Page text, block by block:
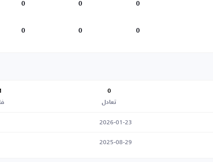
0
0
0
0
0
0
0
تعادل
2026-01-23
2025-08-29